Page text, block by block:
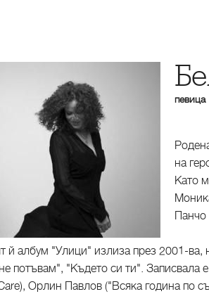
певица
на
Като
Панчо
й албум "Улици" излиза през 2001-
потъвам", "Където си ти". Записвала
Орлин Павлов ("Всяка година по